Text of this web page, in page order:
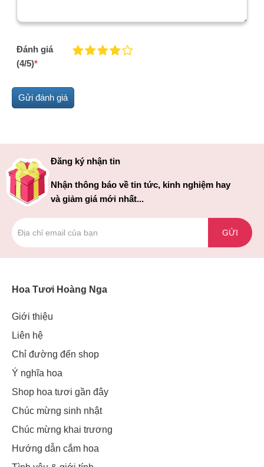
Đánh giá
(4/5)*
Đăng ký nhận tin
Nhận thông báo về tin tức, kinh nghiệm hay
và giảm giá mới nhất...
GỬI
Hoa Tươi Hoàng Nga
Giới thiệu
Liên hệ
Chỉ đường đến shop
Ý nghĩa hoa
Shop hoa tươi gần đây
Chúc mừng sinh nhật
Chúc mừng khai trương
Hướng dẫn cắm hoa